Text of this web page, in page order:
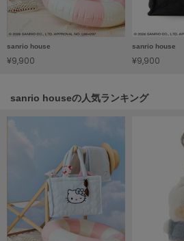
Henon.
へノン
HUNTER
ホカ オネオネ
LAATO
ラート
sanrio house
¥9,900
sanrio house
¥9,900
sanrio houseの人気ランキング